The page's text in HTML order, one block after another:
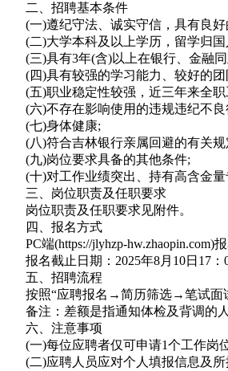
二、招聘基本条件
(一)遵纪守法、诚实守信，具有良好
(二)大学本科及以上学历，留学归国
(三)具有3年(含)以上在银行、金融同
(四)具有较强的学习能力、较好的团
(五)职业稳定性较强，近三年来全职
(六)不存在影响使用的违规违纪不良
(七)身体健康;
(八)符合吉林银行亲属回避的有关规
(九)岗位要求具备的其他条件;
(十)对工作业绩突出、持有高含金量
三、岗位职责及任职要求
岗位职责及任职要求见附件。
四、报名方式
PC端(https://jlyhzp-hw.zhaopin.com)报
报名截止日期：2025年8月10日17：
五、招聘流程
按照“应聘报名→简历筛选→笔试面试
备注：差额是指通知体检及背调的人
六、注意事项
(一)每位应聘者仅可申请1个工作岗位
(二)应聘人员应对个人填报信息及所